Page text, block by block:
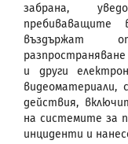
забрана,
въздържат
и други
видеоматериали,
действия,
на системите за
инциденти и